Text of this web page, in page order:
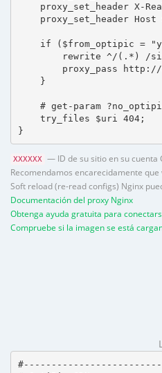
proxy_set_header X-
proxy_set_header Host
if ($from_optipic =
rewrite ^/(.*) /
proxy_pass
    }
# get-param
    try_files $uri 404;
}
XXXXXX — ID de su sitio en su cuenta
Recomendamos encarecidamente
Soft reload (re-read configs) Nginx
Documentación del proxy Nginx
Obtenga ayuda gratuita para
Compruebe si la imagen se está